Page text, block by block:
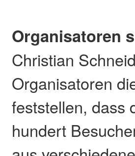
Organisatoren
Christian
Organisatoren
feststellen, dass
hundert